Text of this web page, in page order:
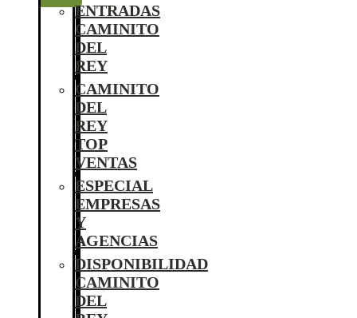
ENTRADAS
CAMINITO
DEL
REY
CAMINITO
DEL
REY
TOP
VENTAS
ESPECIAL
EMPRESAS
Y
AGENCIAS
DISPONIBILIDAD
CAMINITO
DEL